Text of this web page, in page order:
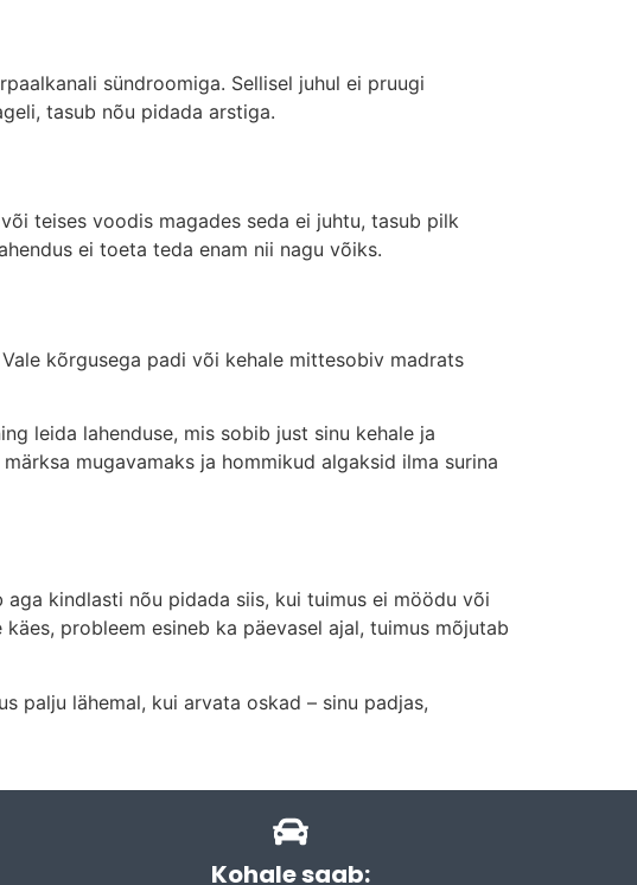
sündroomiga. Sellisel juhul ei pruugi
tasub nõu pidada arstiga.
teises voodis magades seda ei juhtu, tasub pilk
ei toeta teda enam nii nagu võiks.
kõrgusega padi või kehale mittesobiv madrats
leida lahenduse, mis sobib just sinu kehale ja
mugavamaks ja hommikud algaksid ilma surina
kindlasti nõu pidada siis, kui tuimus ei möödu või
probleem esineb ka päevasel ajal, tuimus mõjutab
palju lähemal, kui arvata oskad – sinu padjas,
Kohale saab: